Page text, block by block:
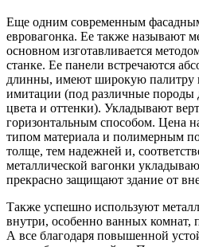
Еще одним современным
евровагонка. Ее также называют
основном изготавливается
станке. Ее панели встречаются
длинны, имеют широкую палитру
имитации (под различные породы
цвета и оттенки). Укладывают
горизонтальным способом. Цена
типом материала и полимерным
толще, тем надежней и,
металлической вагонки
прекрасно защищают здание от
Также успешно используют
внутри, особенно ванных комнат,
А все благодаря повышенной